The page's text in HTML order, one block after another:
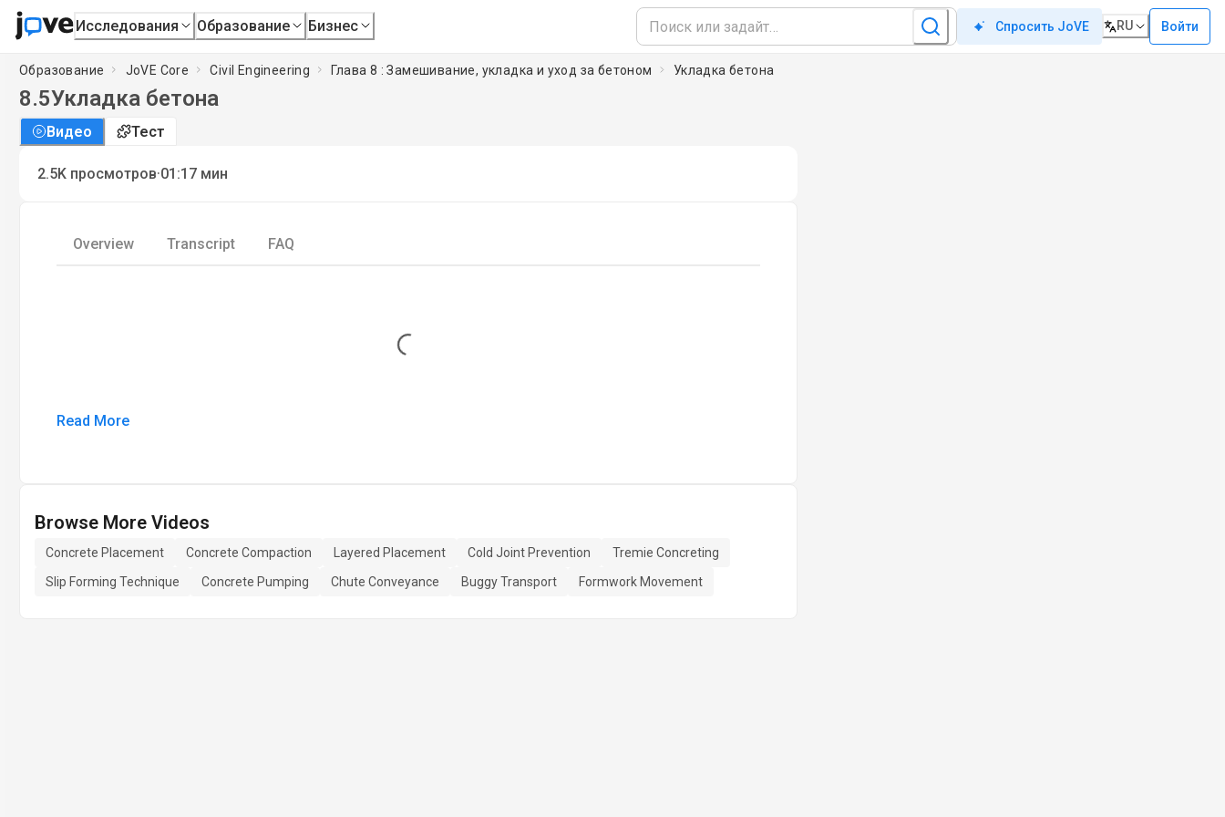
Исследования Образование Бизнес Спросить JoVE RU Войти
Образование JoVE Core Civil Engineering Глава 8 : Замешивание, укладка и уход за бетоном Укладка бетона
8.5Укладка бетона
Видео Тест
2.5K просмотров·01:17 мин
Overview Transcript FAQ
Loading...
Read More
Browse More Videos
Concrete Placement Concrete Compaction Layered Placement Cold Joint Prevention
Tremie Concreting
Slip Forming Technique
Concrete Pumping Chute Conveyance Buggy Transport Formwork Movement